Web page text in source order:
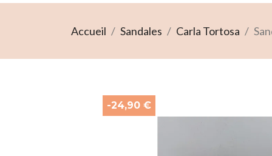
Accueil Sandales Carla Tortosa
-24,90 €